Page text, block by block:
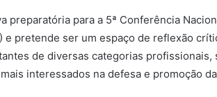
preparatória para a 5ª Conferência
e pretende ser um espaço de reflexão
de diversas categorias profissionais,
interessados na defesa e promoção